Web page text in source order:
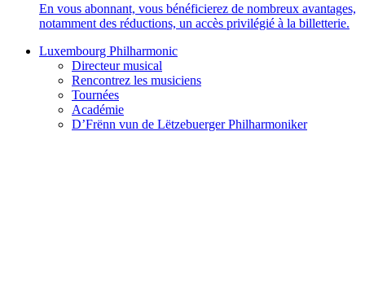
En vous abonnant, vous bénéficierez de nombreux avantages,
notamment des réductions, un accès privilégié à la billetterie.
Luxembourg Philharmonic
Directeur musical
Rencontrez les musiciens
Tournées
Académie
D’Frënn vun de Lëtzebuerger Philharmoniker